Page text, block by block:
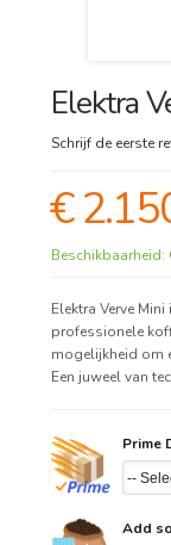
Elektra
Schrijf de eerste
€
Beschikbaarheid:
Elektra Verve
professionele
mogelijkheid om
Een juweel van
Prime
Add